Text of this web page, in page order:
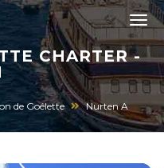
CHARTER -
de Goélette Nurten A